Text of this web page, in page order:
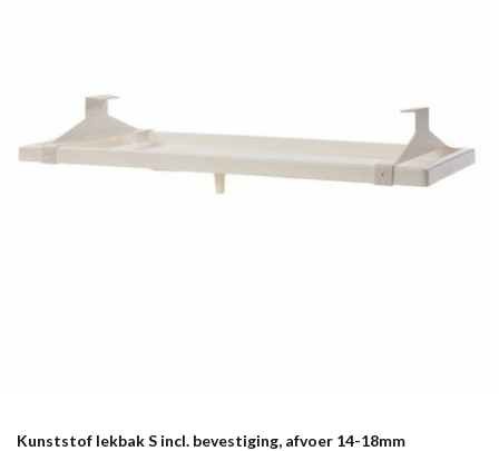
Kunststof lekbak S incl. bevestiging, afvoer 14-18mm